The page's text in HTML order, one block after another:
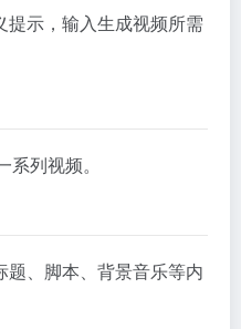
示，输入生成视频所需
列视频。
、脚本、背景音乐等内